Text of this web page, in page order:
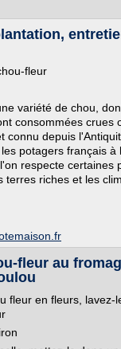
fleur
variété de chou,
consommées crues
connu depuis
potagers français à
respecte certaines
riches et les
fleur au
fleur en fleurs, lavez-